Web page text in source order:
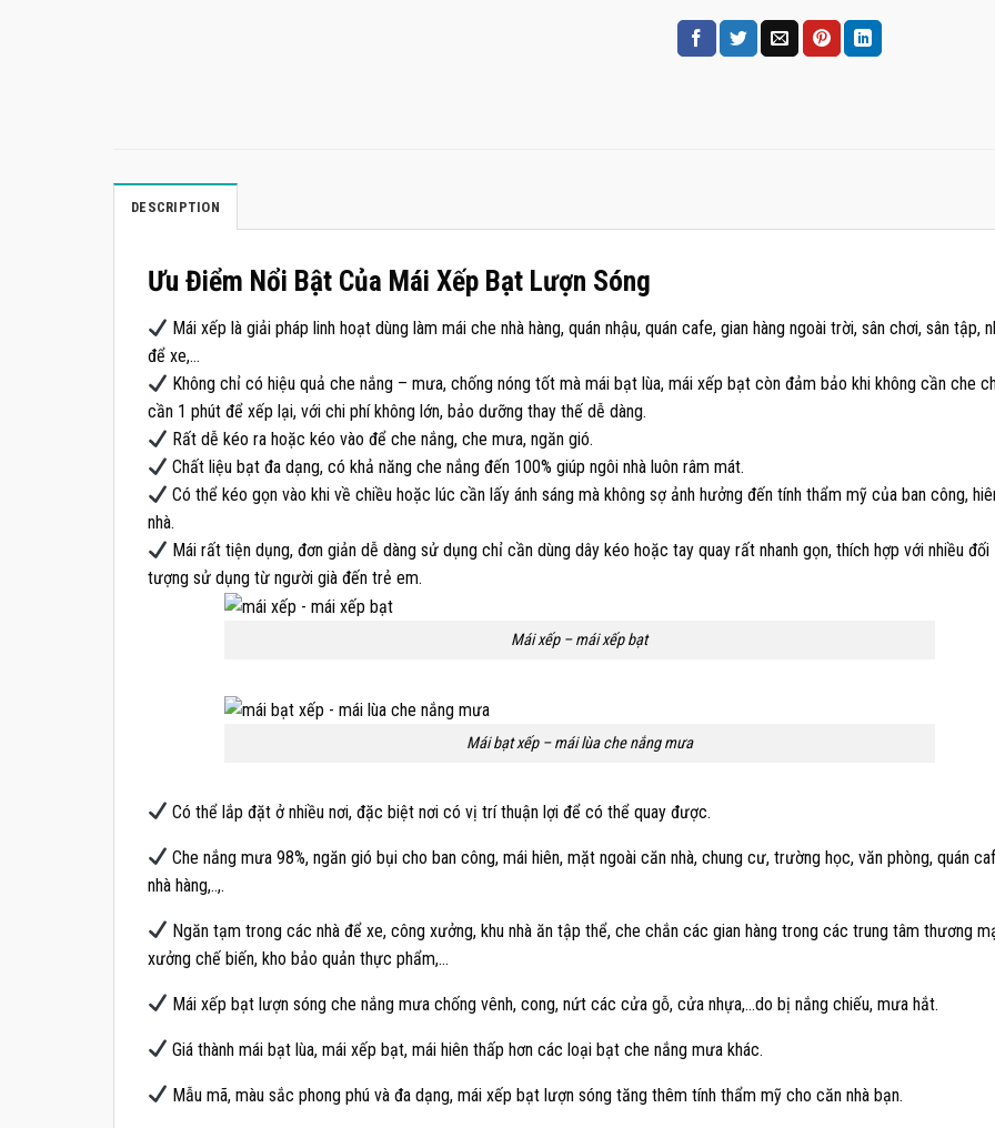
DESCRIPTION
Ưu Điểm Nổi Bật Của Mái Xếp Bạt Lượn Sóng
Mái xếp là giải pháp linh hoạt dùng làm mái che nhà hàng, quán nhậu, quán cafe, gian hàng ngoài trời, sân chơi, sân tập,
để xe,…
Không chỉ có hiệu quả che nắng – mưa, chống nóng tốt mà mái bạt lùa, mái xếp bạt còn đảm bảo khi không cần che
cần 1 phút để xếp lại, với chi phí không lớn, bảo dưỡng thay thế dễ dàng.
Rất dễ kéo ra hoặc kéo vào để che nắng, che mưa, ngăn gió.
Chất liệu bạt đa dạng, có khả năng che nắng đến 100% giúp ngôi nhà luôn râm mát.
Có thể kéo gọn vào khi về chiều hoặc lúc cần lấy ánh sáng mà không sợ ảnh hưởng đến tính thẩm mỹ của ban công,
nhà.
Mái rất tiện dụng, đơn giản dễ dàng sử dụng chỉ cần dùng dây kéo hoặc tay quay rất nhanh gọn, thích hợp với nhiều đối
tượng sử dụng từ người già đến trẻ em.
Mái xếp – mái xếp bạt
Mái bạt xếp – mái lùa che nắng mưa
Có thể lắp đặt ở nhiều nơi, đặc biệt nơi có vị trí thuận lợi để có thể quay được.
Che nắng mưa 98%, ngăn gió bụi cho ban công, mái hiên, mặt ngoài căn nhà, chung cư, trường học, văn phòng, quán
nhà hàng,..,.
Ngăn tạm trong các nhà để xe, công xưởng, khu nhà ăn tập thể, che chắn các gian hàng trong các trung tâm thương
xưởng chế biến, kho bảo quản thực phẩm,…
Mái xếp bạt lượn sóng che nắng mưa chống vênh, cong, nứt các cửa gỗ, cửa nhựa,…do bị nắng chiếu, mưa hắt.
Giá thành mái bạt lùa, mái xếp bạt, mái hiên thấp hơn các loại bạt che nắng mưa khác.
Mẫu mã, màu sắc phong phú và đa dạng, mái xếp bạt lượn sóng tăng thêm tính thẩm mỹ cho căn nhà bạn.